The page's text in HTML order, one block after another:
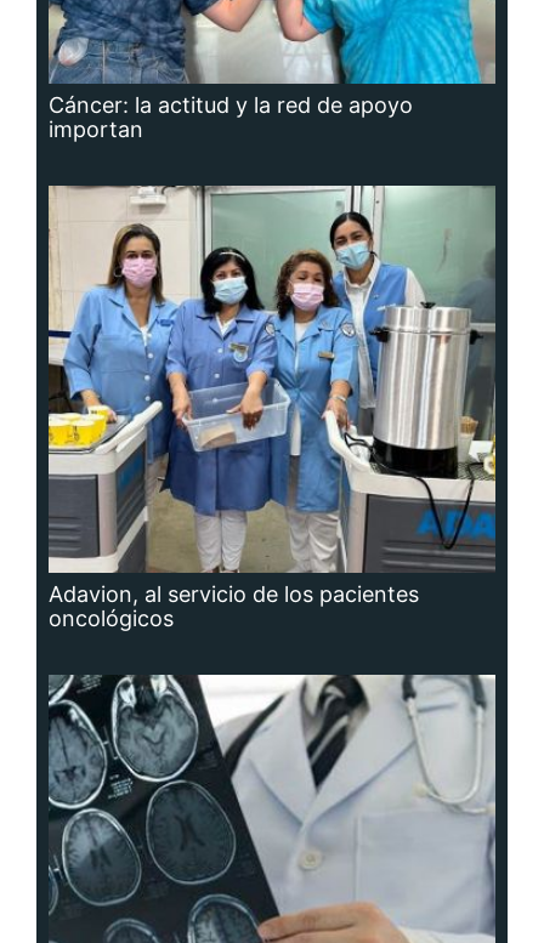
Cáncer: la actitud y la red de apoyo
importan
Adavion, al servicio de los pacientes
oncológicos